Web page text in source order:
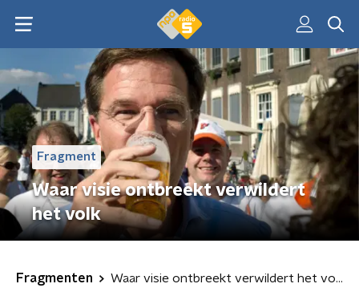
Fragment
Waar visie ontbreekt verwildert
het volk
Fragmenten Waar visie ontbreekt verwildert het volk